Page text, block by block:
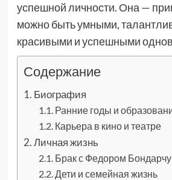
успешной личности. Она —
можно быть умными,
красивыми и успешными
Содержание
Биография
Ранние годы и
Карьера в кино и театре
Личная жизнь
Брак с Федором
Дети и семейная жизнь